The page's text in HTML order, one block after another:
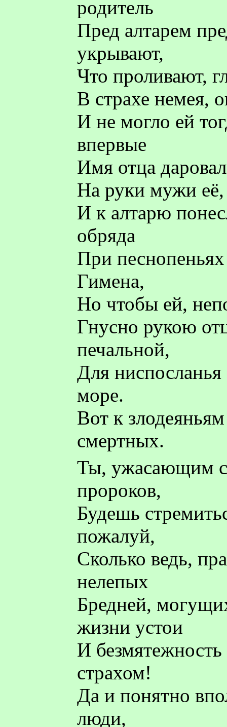
родитель
Пред алтарем
укрывают,
Что проливают,
В страхе немея,
И не могло ей
впервые
Имя отца
На руки мужи
И к алтарю
обряда
При
Гимена,
Но чтобы ей,
Гнусно рукою
печальной,
Для ниспосланья
море.
Вот к
смертных.
Ты, ужасающим
пророков,
Будешь
пожалуй,
Сколько ведь,
нелепых
Бредней,
жизни устои
И безмятежность
страхом!
Да и понятно
люди,